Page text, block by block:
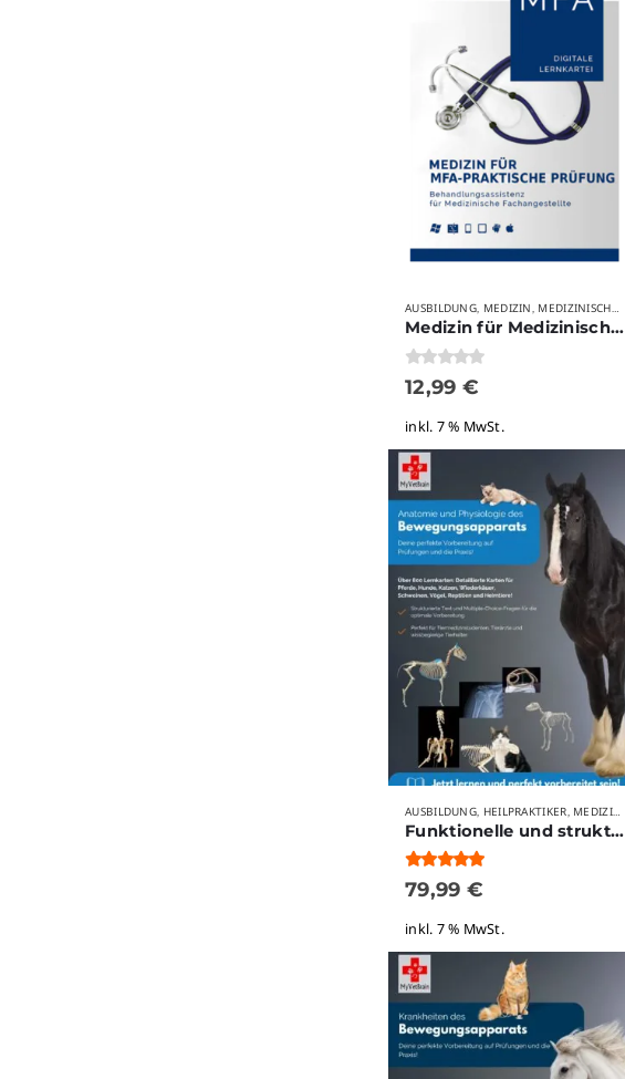
AUSBILDUNG, MEDIZIN, MEDIZINISCHE AUSBILDUNGSBERUFE
Medizin für Medizinische Fachangestellte – Praktische Prüfung
0von 5
12,99 €
inkl. 7 % MwSt.
AUSBILDUNG, HEILPRAKTIKER, MEDIZIN
Funktionelle und strukturelle Anatomie und Physiologie des Bewegungsapparats
5.00 von 5
79,99 €
inkl. 7 % MwSt.